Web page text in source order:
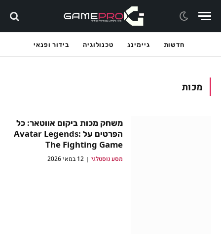
חדשות גיימינג טכנולוגיה בידור ופנאי
מכות
משחק מכות ביקום אווטאר: כל
הפרטים על Avatar Legends:
The Fighting Game
מסע נוסטלגי 12 במאי 2026